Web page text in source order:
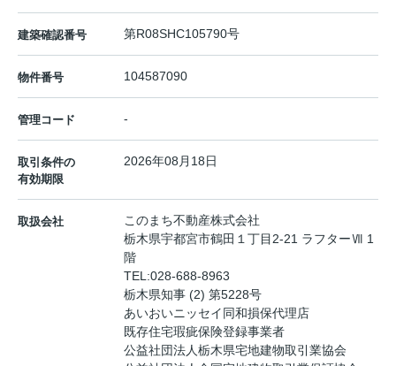
建築確認番号 第R08SHC105790号
物件番号 104587090
管理コード -
取引条件の
有効期限
2026年08月18日
取扱会社
このまち不動産株式会社
栃木県宇都宮市鶴田１丁目2-21 ラフターⅦ 1
階
TEL:028-688-8963
栃木県知事 (2) 第5228号
あいおいニッセイ同和損保代理店
既存住宅瑕疵保険登録事業者
公益社団法人栃木県宅地建物取引業協会